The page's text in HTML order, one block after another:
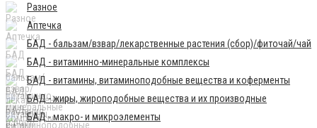
Разное
Аптечка
БАД - бальзам/взвар/лекарственные растения (сбор)/фиточай/чай
БАД - витаминно-минеральные комплексы
БАД - витамины, витаминоподобные вещества и коферменты
БАД - жиры, жироподобные вещества и их производные
БАД - макро- и микроэлементы